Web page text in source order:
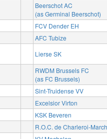
Beerschot AC
(as Germinal Beerschot)
FCV Dender EH
AFC Tubize
Lierse SK
RWDM Brussels FC
(as FC Brussels)
Sint-Truidense VV
Excelsior Virton
KSK Beveren
R.O.C. de Charleroi-